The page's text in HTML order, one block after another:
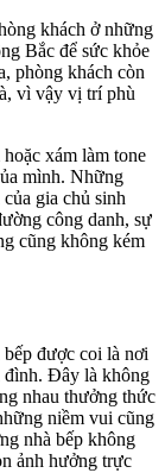
khách ở những
Bắc để sức khỏe
phòng khách còn
vì vậy vị trí phù
xám làm tone
mình. Những
gia chủ sinh
công danh, sự
cũng không kém
bếp được coi là nơi
đình. Đây là không
nhau thưởng thức
niềm vui cũng
nhà bếp không
ảnh hưởng trực